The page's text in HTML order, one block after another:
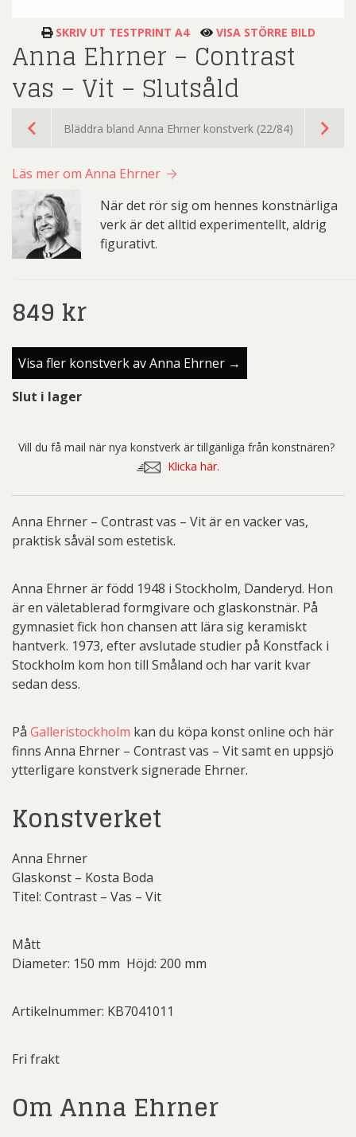
SKRIV UT TESTPRINT A4 VISA STÖRRE BILD
Anna Ehrner – Contrast
vas – Vit – Slutsåld
Bläddra bland Anna Ehrner konstverk (22/84)
Läs mer om Anna Ehrner
När det rör sig om hennes konstnärliga
verk är det alltid experimentellt, aldrig
figurativt.
849 kr
Visa fler konstverk av Anna Ehrner →
Slut i lager
Vill du få mail när nya konstverk är tillgänliga från konstnären?
Klicka här.
Anna Ehrner – Contrast vas – Vit är en vacker vas,
praktisk såväl som estetisk.
Anna Ehrner är född 1948 i Stockholm, Danderyd. Hon
är en väletablerad formgivare och glaskonstnär. På
gymnasiet fick hon chansen att lära sig keramiskt
hantverk. 1973, efter avslutade studier på Konstfack i
Stockholm kom hon till Småland och har varit kvar
sedan dess.
På Galleristockholm kan du köpa konst online och här
finns Anna Ehrner – Contrast vas – Vit samt en uppsjö
ytterligare konstverk signerade Ehrner.
Konstverket
Anna Ehrner
Glaskonst – Kosta Boda
Titel: Contrast – Vas – Vit
Mått
Diameter: 150 mm Höjd: 200 mm
Artikelnummer: KB7041011
Fri frakt
Om Anna Ehrner